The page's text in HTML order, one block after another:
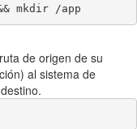
mkdir /app
de origen de su
al sistema de